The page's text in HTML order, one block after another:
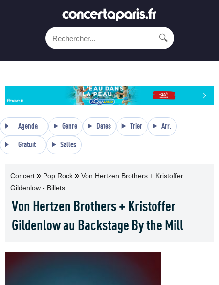
🔍
Agenda Genre Dates Trier Arr.
Gratuit Salles
Concert » Pop Rock » Von Hertzen Brothers + Kristoffer
Gildenlow - Billets
Von Hertzen Brothers + Kristoffer
Gildenlow au Backstage By the Mill